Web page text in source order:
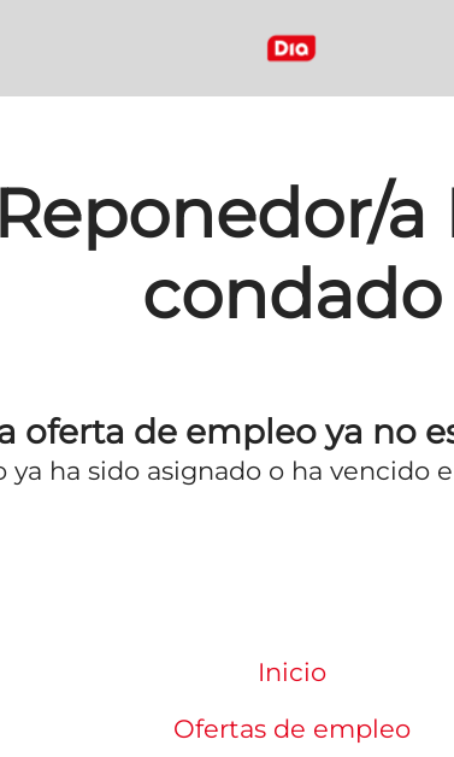
condado
oferta de empleo ya no
ya ha sido asignado o ha vencido
Inicio
Ofertas de empleo